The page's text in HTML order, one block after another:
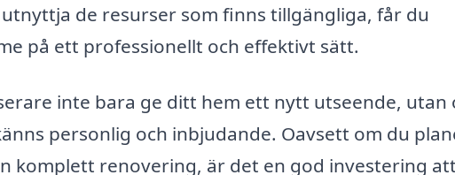
de resurser som finns tillgängliga, får du
på ett professionellt och effektivt sätt.
inte bara ge ditt hem ett nytt utseende, utan
personlig och inbjudande. Oavsett om du
komplett renovering, är det en god investering att